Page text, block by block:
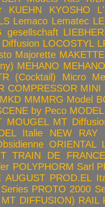
KUEHN KYOSHO
Lemaco Lematec
gesellschaft
LOCOSTYL
Majorette MAKETTE
MEHANO
(Cocktail)
Micro
COMPRESSOR MINI
MKD MMMRG Model
by Peco
MOUGEL MT
Italie NEW RAY
ORIENTAL
TRAIN DE FRANCE
POLYPHORM Sarl
AUGUST PROD.EL
PROTO 2000
DIFFUSION) RAIL